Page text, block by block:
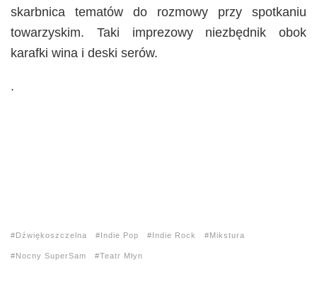
skarbnica tematów do rozmowy przy spotkaniu
towarzyskim. Taki imprezowy niezbędnik obok
karafki wina i deski serów.
.
Dźwiękoszczelna Indie Pop Indie Rock Mikstura
Nocny SuperSam Teatr Młyn